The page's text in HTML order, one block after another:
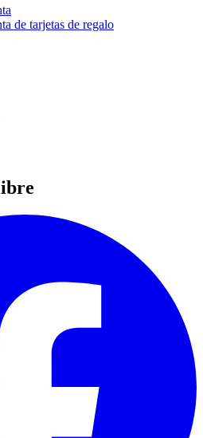
de tarjetas de regalo